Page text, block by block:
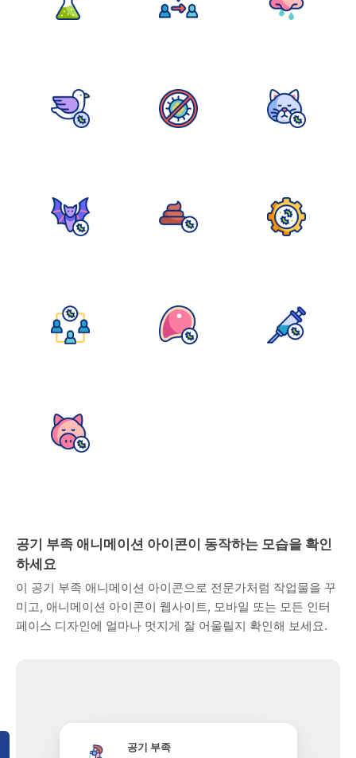
공기 부족 애니메이션 아이콘이 동작하는 모습을 확인
하세요
이 공기 부족 애니메이션 아이콘으로 전문가처럼 작업물을 꾸
미고, 애니메이션 아이콘이 웹사이트, 모바일 또는 모든 인터
페이스 디자인에 얼마나 멋지게 잘 어울릴지 확인해 보세요.
공기 부족